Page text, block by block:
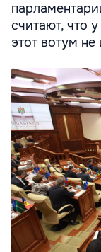
считают, что
этот вотум